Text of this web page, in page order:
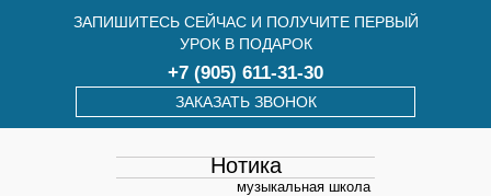
ЗАПИШИТЕСЬ СЕЙЧАС И ПОЛУЧИТЕ ПЕРВЫЙ
УРОК В ПОДАРОК
+7 (905) 611-31-30
ЗАКАЗАТЬ ЗВОНОК
Нотика
музыкальная школа